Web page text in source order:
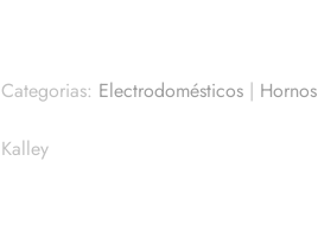
Categorias: Electrodomésticos| Hornos
Kalley